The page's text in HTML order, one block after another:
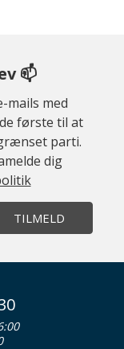
📫
mails med
første til at
parti.
dig
TILMELD